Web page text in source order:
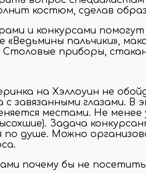
костюм, сделав
и конкурсами
«Ведьмины пальчики»,
приборы,
на Хэллоуин не
завязанными глазами. В
местами. Не
Задача
душе. Можно
почему бы не